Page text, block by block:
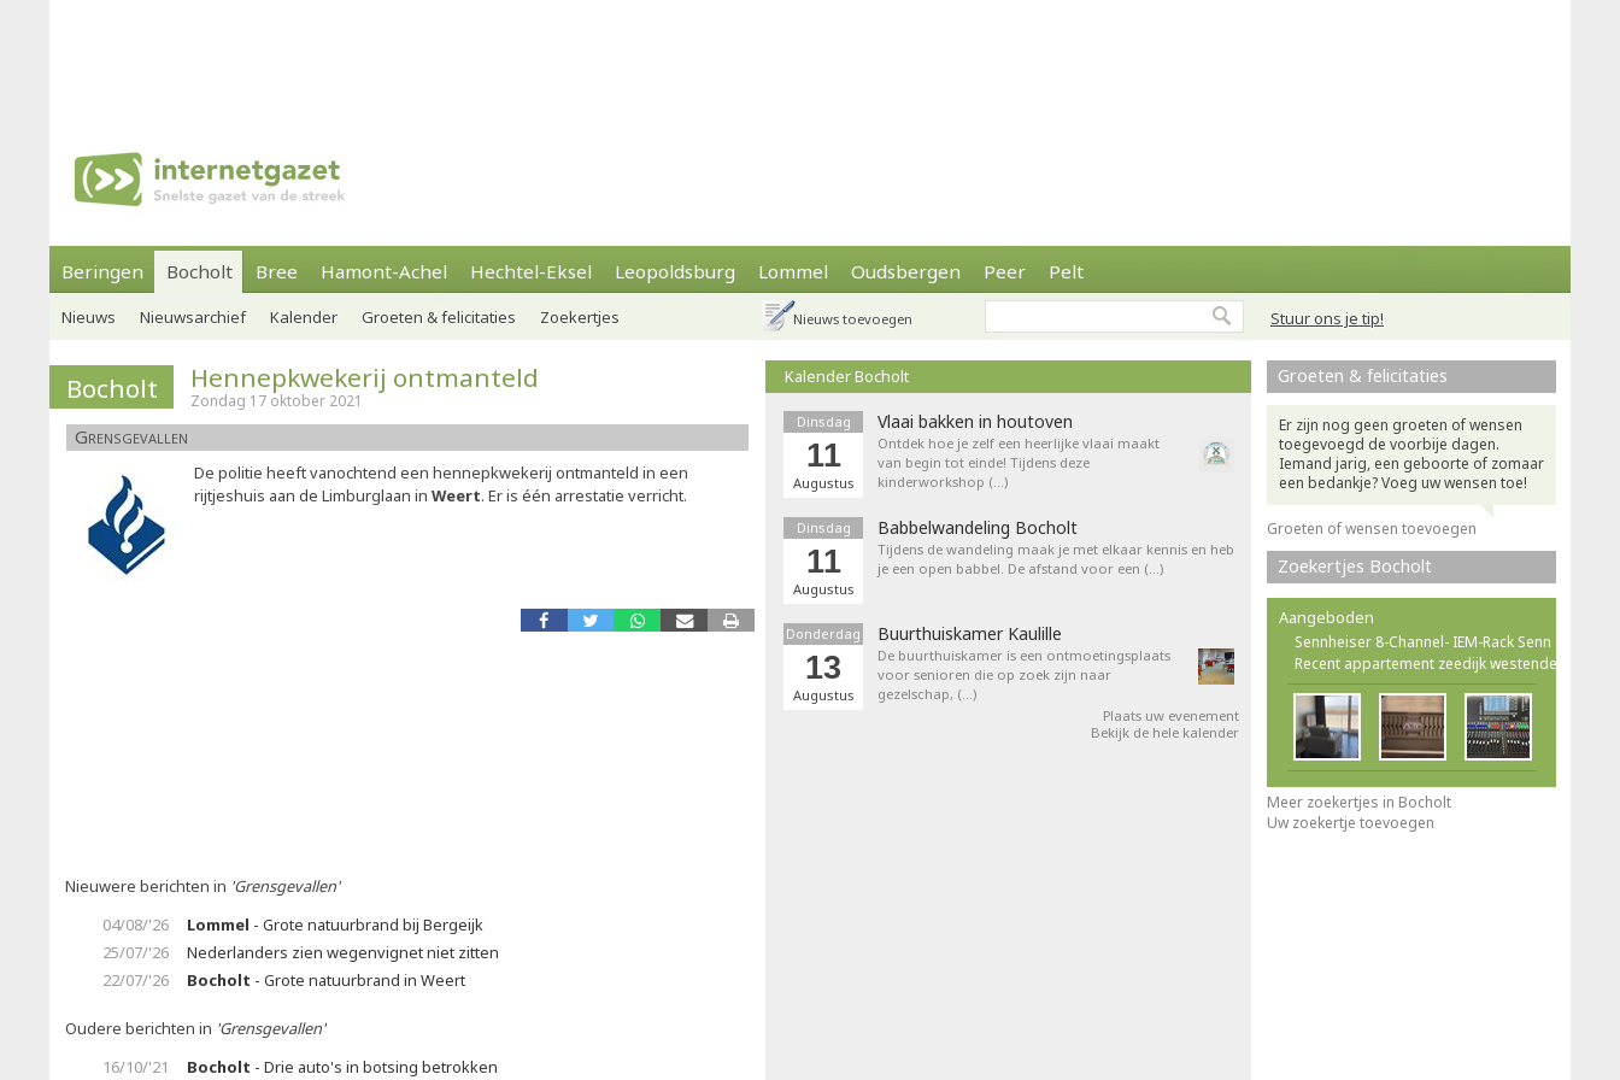
Beringen Bocholt Bree Hamont-Achel Hechtel-Eksel Leopoldsburg Lommel Oudsbergen Peer Pelt
Stuur ons je tip!
Nieuws Nieuwsarchief Kalender Groeten & felicitaties Zoekertjes Nieuws toevoegen
Bocholt Hennepkwekerij ontmanteld
Zondag 17 oktober 2021
Grensgevallen
De politie heeft vanochtend een hennepkwekerij ontmanteld in een
rijtjeshuis aan de Limburglaan in Weert. Er is één arrestatie verricht.
Nieuwere berichten in 'Grensgevallen'
04/08/'26
Lommel - Grote natuurbrand bij Bergeijk
25/07/'26
Nederlanders zien wegenvignet niet zitten
22/07/'26
Bocholt - Grote natuurbrand in Weert
Oudere berichten in 'Grensgevallen'
16/10/'21
Bocholt - Drie auto's in botsing betrokken
Kalender Bocholt
Dinsdag
11
Augustus
Vlaai bakken in houtoven
Ontdek hoe je zelf een heerlijke vlaai maakt
van begin tot einde! Tijdens deze
kinderworkshop (…)
Dinsdag
11
Augustus
Babbelwandeling Bocholt
Tijdens de wandeling maak je met elkaar kennis en heb
je een open babbel. De afstand voor een (…)
Donderdag
13
Augustus
Buurthuiskamer Kaulille
De buurthuiskamer is een ontmoetingsplaats
voor senioren die op zoek zijn naar
gezelschap, (…)
Plaats uw evenement
Bekijk de hele kalender
Groeten & felicitaties
Er zijn nog geen groeten of wensen
toegevoegd de voorbije dagen.
Iemand jarig, een geboorte of zomaar
een bedankje? Voeg uw wensen toe!
Groeten of wensen toevoegen
Zoekertjes Bocholt
Aangeboden
Sennheiser 8-Channel- IEM-Rack Senn
Recent appartement zeedijk westende
Meer zoekertjes in Bocholt
Uw zoekertje toevoegen